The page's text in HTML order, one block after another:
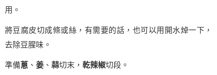
用。
將豆腐皮切成條或絲，有需要的話，也可以用開水焯一下，
去除豆腥味。
準備蔥 、 姜 、 蒜切末， 乾辣椒切段。